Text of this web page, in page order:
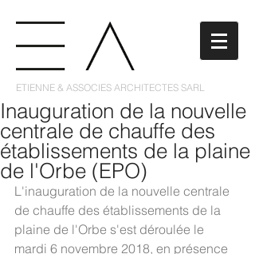
ETIENNE & ASSOCIES ARCHITECTES SARL
Inauguration de la nouvelle
centrale de chauffe des
établissements de la plaine
de l'Orbe (EPO)
L'inauguration de la nouvelle centrale
de chauffe des établissements de la
plaine de l'Orbe s'est déroulée le
mardi 6 novembre 2018, en présence